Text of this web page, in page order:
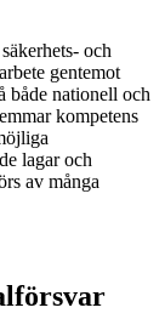
och
gentemot
både nationell och
kompetens
lagar och
av många